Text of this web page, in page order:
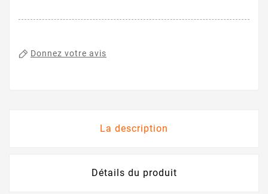
Donnez votre avis
La description
Détails du produit